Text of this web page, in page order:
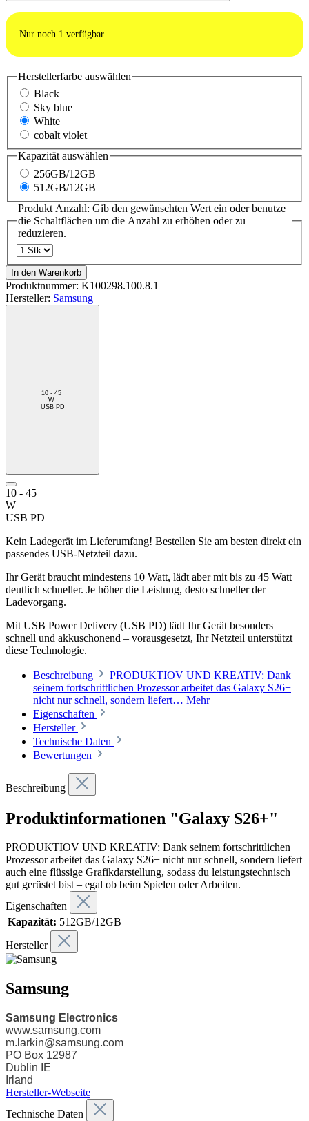
Nur noch 1 verfügbar
Herstellerfarbe auswählen
Black
Sky blue
White
cobalt violet
Kapazitätauswählen
256GB/12GB
512GB/12GB
Produkt Anzahl: Gib den gewünschten Wert ein oder benutze
die Schaltflächen um die Anzahl zu erhöhen oder zu
reduzieren.
In den Warenkorb
Produktnummer: K100298.100.8.1
Hersteller: Samsung
10 - 45
W
USB PD
10 - 45
W
USB PD
Kein Ladegerät im Lieferumfang! Bestellen Sie am besten direkt ein
passendes USB-Netzteil dazu.
Ihr Gerät braucht mindestens 10 Watt, lädt aber mit bis zu 45 Watt
deutlich schneller. Je höher die Leistung, desto schneller der
Ladevorgang.
Mit USB Power Delivery (USB PD) lädt Ihr Gerät besonders
schnell und akkuschonend – vorausgesetzt, Ihr Netzteil unterstützt
diese Technologie.
Beschreibung
PRODUKTIOV UND KREATIV: Dank
seinem fortschrittlichen Prozessor arbeitet das Galaxy S26+
nicht nur schnell, sondern liefert… Mehr
Eigenschaften
Hersteller
Technische Daten
Bewertungen
Beschreibung
Produktinformationen "Galaxy S26+"
PRODUKTIOV UND KREATIV: Dank seinem fortschrittlichen
Prozessor arbeitet das Galaxy S26+ nicht nur schnell, sondern liefert
auch eine flüssige Grafikdarstellung, sodass du leistungstechnisch
gut gerüstet bist – egal ob beim Spielen oder Arbeiten.
Eigenschaften
Kapazität: 512GB/12GB
Hersteller
Samsung
Samsung Electronics
www.samsung.com
m.larkin@samsung.com
PO Box 12987
Dublin IE
Irland
Hersteller-Webseite
Technische Daten